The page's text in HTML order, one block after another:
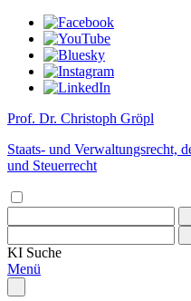
Prof. Dr. Christoph Gröpl
Staats- und Verwaltungsrecht,
und Steuerrecht
KI Suche
Menü